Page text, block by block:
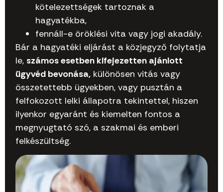
kötelezettségek tartoznak a
hagyatékba,
fennáll-e öröklési vita vagy jogi akadály.
Bár a hagyatéki eljárást a közjegyző folytatja
le, számos esetben kifejezetten ajánlott
ügyvéd bevonása, különösen vitás vagy
összetettebb ügyekben, vagy pusztán a
felfokozott lelki állapotra tekintettel, hiszen
ilyenkor egyaránt és kiemelten fontos a
megnyugtató szó, a szakmai és emberi
felkészültség.